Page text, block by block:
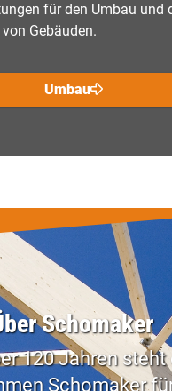
für den Umbau und
Gebäuden.
Umbau
Schomaker
120 Jahren steht
Schomaker